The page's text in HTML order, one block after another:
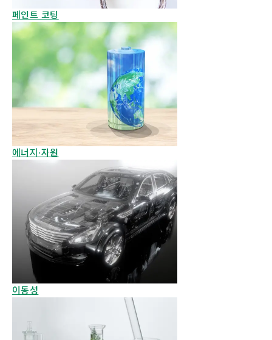
페인트 코팅
에너지·자원
이동성